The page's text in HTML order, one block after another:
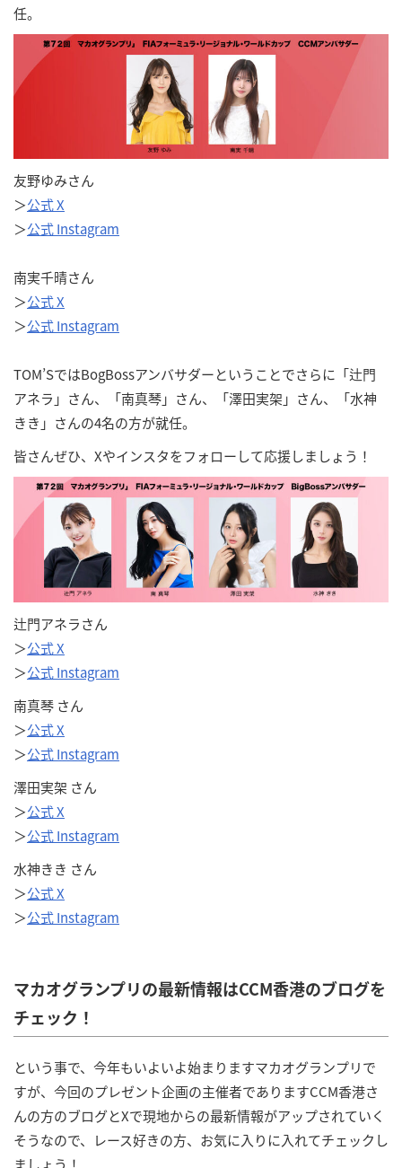
任。
友野ゆみさん
＞公式 X
＞公式 Instagram
南実千晴さん
＞公式 X
＞公式 Instagram
TOM’SではBogBossアンバサダーということでさらに「辻門
アネラ」さん、「南真琴」さん、「澤田実架」さん、「水神
きき」さんの4名の方が就任。
皆さんぜひ、Xやインスタをフォローして応援しましょう！
辻門アネラさん
＞公式 X
＞公式 Instagram
南真琴 さん
＞公式 X
＞公式 Instagram
澤田実架 さん
＞公式 X
＞公式 Instagram
水神きき さん
＞公式 X
＞公式 Instagram
マカオグランプリの最新情報はCCM香港のブログを
チェック！
という事で、今年もいよいよ始まりますマカオグランプリで
すが、今回のプレゼント企画の主催者でありますCCM香港さ
んの方のブログとXで現地からの最新情報がアップされていく
そうなので、レース好きの方、お気に入りに入れてチェックし
ましょう！